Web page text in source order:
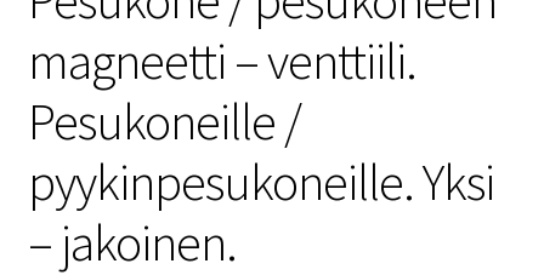
magneetti – venttiili.
Pesukoneille /
pyykinpesukoneille. Yksi
– jakoinen.